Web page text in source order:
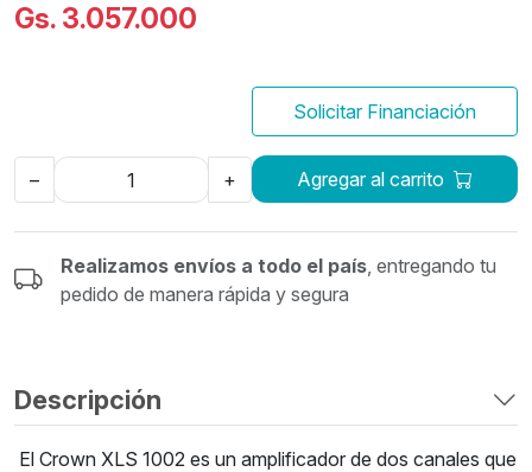
Gs. 3.057.000
– +
Solicitar Financiación
Agregar al carrito
Realizamos envíos a todo el país, entregando tu
pedido de manera rápida y segura
Descripción
El Crown XLS 1002 es un amplificador de dos canales que